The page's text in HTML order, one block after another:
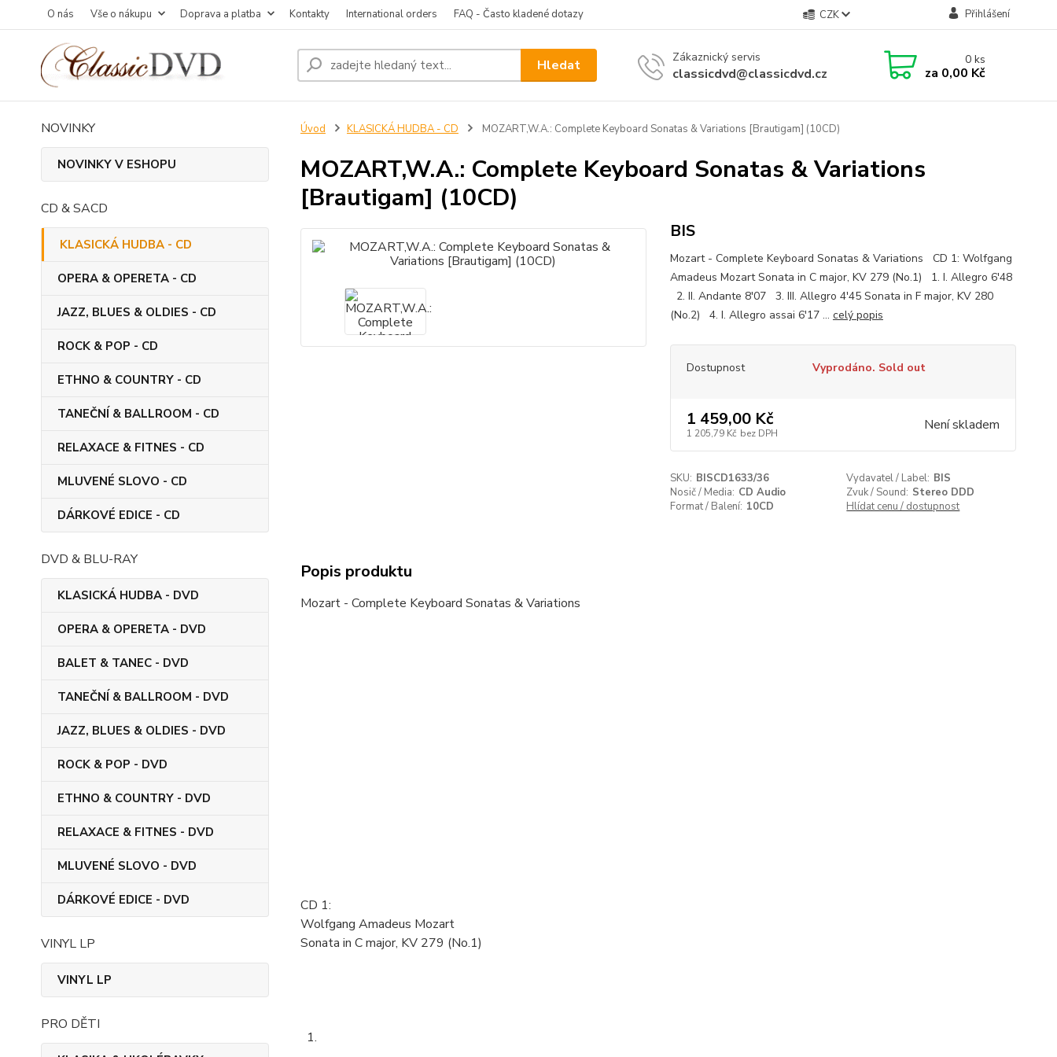
O nás Vše o nákupu Doprava a platba Kontakty International orders FAQ - Často kladené dotazy CZK Přihlášení
Hledat Zákaznický servis
classicdvd@classicdvd.cz
0ks
za 0,00 Kč
NOVINKY
NOVINKY V ESHOPU
CD & SACD
KLASICKÁ HUDBA - CD
OPERA & OPERETA - CD
JAZZ, BLUES & OLDIES - CD
ROCK & POP - CD
ETHNO & COUNTRY - CD
TANEČNÍ & BALLROOM - CD
RELAXACE & FITNES - CD
MLUVENÉ SLOVO - CD
DÁRKOVÉ EDICE - CD
DVD & BLU-RAY
KLASICKÁ HUDBA - DVD
OPERA & OPERETA - DVD
BALET & TANEC - DVD
TANEČNÍ & BALLROOM - DVD
JAZZ, BLUES & OLDIES - DVD
ROCK & POP - DVD
ETHNO & COUNTRY - DVD
RELAXACE & FITNES - DVD
MLUVENÉ SLOVO - DVD
DÁRKOVÉ EDICE - DVD
VINYL LP
VINYL LP
PRO DĚTI
Úvod KLASICKÁ HUDBA - CD MOZART,W.A.: Complete Keyboard Sonatas & Variations [Brautigam] (10CD)
MOZART,W.A.: Complete Keyboard Sonatas & Variations
[Brautigam] (10CD)
BIS
Mozart - Complete Keyboard Sonatas & Variations CD 1: Wolfgang
Amadeus Mozart Sonata in C major, KV 279 (No.1) 1. I. Allegro 6'48
2. II. Andante 8'07 3. III. Allegro 4'45 Sonata in F major, KV 280
(No.2) 4. I. Allegro assai 6'17 ... celý popis
Dostupnost Vyprodáno. Sold out
1 459,00 Kč
1 205,79 Kč bez DPH Není skladem
SKU: BISCD1633/36 Vydavatel / Label: BIS
Nosič / Media: CD Audio Zvuk / Sound: Stereo DDD
Format / Balení: 10CD Hlídat cenu / dostupnost
Popis produktu
Mozart - Complete Keyboard Sonatas & Variations
CD 1:
Wolfgang Amadeus Mozart
Sonata in C major, KV 279 (No.1)
1.